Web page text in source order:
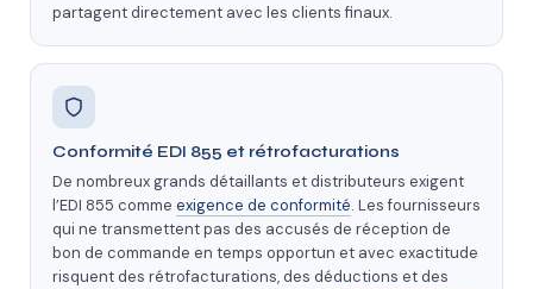
partagent directement avec les clients finaux.
Conformité EDI 855 et rétrofacturations
De nombreux grands détaillants et distributeurs exigent
l’EDI 855 comme exigence de conformité. Les fournisseurs
qui ne transmettent pas des accusés de réception de
bon de commande en temps opportun et avec exactitude
risquent des rétrofacturations, des déductions et des